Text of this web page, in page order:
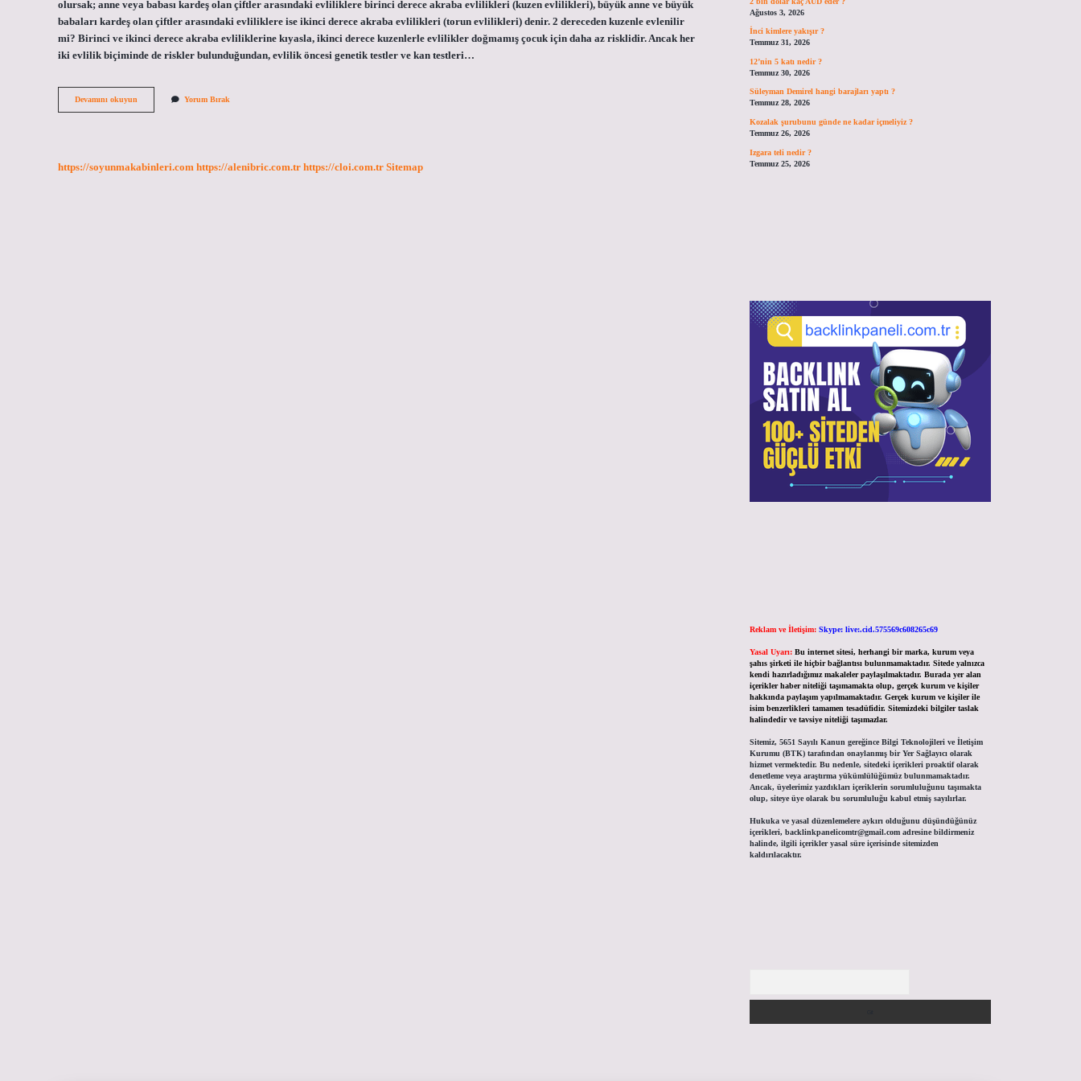
olursak; anne veya babası kardeş olan çiftler arasındaki evliliklere birinci derece akraba evlilikleri (kuzen evlilikleri), büyük anne ve büyük
babaları kardeş olan çiftler arasındaki evliliklere ise ikinci derece akraba evlilikleri (torun evlilikleri) denir. 2 dereceden kuzenle evlenilir
mi? Birinci ve ikinci derece akraba evliliklerine kıyasla, ikinci derece kuzenlerle evlilikler doğmamış çocuk için daha az risklidir. Ancak her
iki evlilik biçiminde de riskler bulunduğundan, evlilik öncesi genetik testler ve kan testleri…
Devamını okuyun
Dereceden
Yorum Bırak
https://soyunmakabinleri.com https://alenibric.com.tr https://cloi.com.tr Sitemap
Ağustos 3, 2026
İnci kimlere yakışır ?
Temmuz 31, 2026
12’nin 5 katı nedir ?
Temmuz 30, 2026
Süleyman Demirel hangi barajları yaptı ?
Temmuz 28, 2026
Kozalak şurubunu günde ne kadar içmeliyiz ?
Temmuz 26, 2026
Izgara teli nedir ?
Temmuz 25, 2026
Reklam ve İletişim: Skype: live:.cid.575569c608265c69
Yasal Uyarı: Bu internet sitesi, herhangi bir marka, kurum veya
şahıs şirketi ile hiçbir bağlantısı bulunmamaktadır. Sitede yalnızca
kendi hazırladığımız makaleler paylaşılmaktadır. Burada yer alan
içerikler haber niteliği taşımamakta olup, gerçek kurum ve kişiler
hakkında paylaşım yapılmamaktadır. Gerçek kurum ve kişiler ile
isim benzerlikleri tamamen tesadüfidir. Sitemizdeki bilgiler taslak
halindedir ve tavsiye niteliği taşımazlar.
Sitemiz, 5651 Sayılı Kanun gereğince Bilgi Teknolojileri ve İletişim
Kurumu (BTK) tarafından onaylanmış bir Yer Sağlayıcı olarak
hizmet vermektedir. Bu nedenle, sitedeki içerikleri proaktif olarak
denetleme veya araştırma yükümlülüğümüz bulunmamaktadır.
Ancak, üyelerimiz yazdıkları içeriklerin sorumluluğunu taşımakta
olup, siteye üye olarak bu sorumluluğu kabul etmiş sayılırlar.
Hukuka ve yasal düzenlemelere aykırı olduğunu düşündüğünüz
içerikleri, backlinkpanelicomtr@gmail.comadresine bildirmeniz
halinde, ilgili içerikler yasal süre içerisinde sitemizden
kaldırılacaktır.